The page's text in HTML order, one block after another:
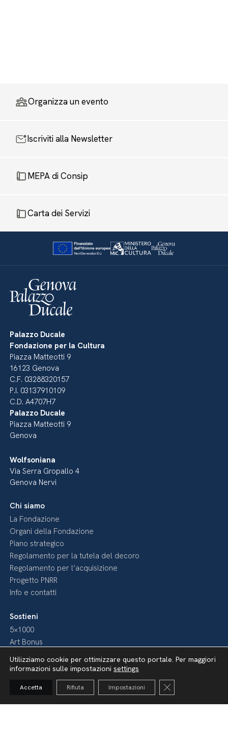
Organizza un evento
Iscriviti alla Newsletter
MEPA di Consip
Carta dei Servizi
Palazzo Ducale
Fondazione per la Cultura
Piazza Matteotti 9
16123 Genova
C.F. 03288320157
P.I. 03137910109
C.D. A4707H7
Palazzo Ducale
Piazza Matteotti 9
Genova
Wolfsoniana
Via Serra Gropallo 4
Genova Nervi
Chi siamo
La Fondazione
Organi della Fondazione
Piano strategico
Regolamento per la tutela del decoro
Regolamento per l’acquisizione
Progetto PNRR
Info e contatti
Sostieni
5×1000
Art Bonus
Art Bonus – Mecenati
Fai come loro
Diventa nostro Sponsor
Media
Utilizziamo cookie per ottimizzare questo portale. Per maggiori
informazioni sulle impostazioni settings
Accetta Rifiuta Impostazioni Close GDPR